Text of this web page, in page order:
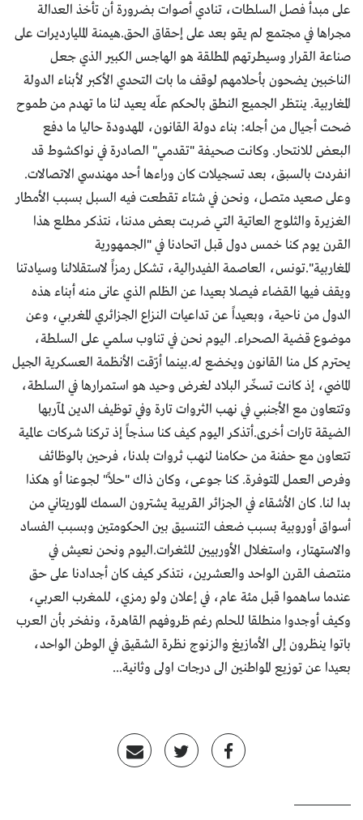
على مبدأ فصل السلطات، تنادي أصوات بضرورة أن تأخذ العدالة
مجراها في مجتمع لم يقو بعد على إحقاق الحق.هيمنة المليارديرات على
صناعة القرار وسيطرتهم المطلقة هو الهاجس الكبير الذي جعل
الناخبين يضحون بأحلامهم لوقف ما بات التحدي الأكبر لأبناء الدولة
المغاربية. ينتظر الجميع النطق بالحكم علّه يعيد لنا ما تهدم من طموح
ضحت أجيال من أجله: بناء دولة القانون، المهدودة حاليا ما دفع
البعض للانتحار. وكانت صحيفة "تقدمي" الصادرة في نواكشوط قد
انفردت بالسبق، بعد تسجيلات كان وراءها أحد مهندسي الاتصالات.
وعلى صعيد متصل، ونحن في شتاء تقطعت فيه السبل بسبب الأمطار
الغزيرة والثلوج العاتية التي ضربت بعض مدننا، نتذكر مطلع هذا
القرن يوم كنا خمس دول قبل اتحادنا في "الجمهورية
المغاربية".تونس، العاصمة الفيدرالية، تشكل رمزاً لاستقلالنا وسيادتنا
ويقف فيها القضاء فيصلا بعيدا عن الظلم الذي عانى منه أبناء هذه
الدول من ناحية، وبعيداً عن تداعيات النزاع الجزائري المغربي، وعن
موضوع قضية الصحراء. اليوم نحن في تناوب سلمي على السلطة،
يحترم كل منا القانون ويخضع له.بينما أرّقت الأنظمة العسكرية الجيل
الماضي، إذ كانت تسخّر البلاد لغرض وحيد هو استمرارها في السلطة،
وتتعاون مع الأجنبي في نهب الثروات تارة وفي توظيف الدين لمآربها
الضيقة تارات أخرى.أتذكر اليوم كيف كنا سذجاً إذ تركنا شركات عالمية
تتعاون مع حفنة من حكامنا لنهب ثروات بلدنا، فرحين بالوظائف
وفرص العمل المتوفرة. كنا جوعى، وكان ذاك "حلاً" لجوعنا أو هكذا
بدا لنا. كان الأشقاء في الجزائر القريبة يشترون السمك الموريتاني من
أسواق أوروبية بسبب ضعف التنسيق بين الحكومتين وبسبب الفساد
والاستهتار، واستغلال الأوربيين للثغرات.اليوم ونحن نعيش في
منتصف القرن الواحد والعشرين، نتذكر كيف كان أجدادنا على حق
عندما ساهموا قبل مئة عام، في إعلان ولو رمزي، للمغرب العربي،
وكيف أوجدوا منطلقا للحلم رغم ظروفهم القاهرة، ونفخر بأن العرب
باتوا ينظرون إلى الأمازيغ والزنوج نظرة الشقيق في الوطن الواحد،
بعيدا عن توزيع المواطنين الى درجات اولى وثانية...